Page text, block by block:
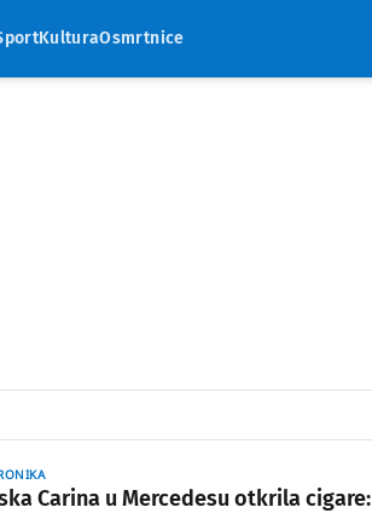
KulturaOsmrtnice
Carina u Mercedesu otkrila cigare: